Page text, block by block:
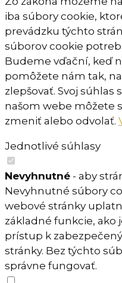
iba súbory cookie,
prevádzku týchto
súborov cookie
Budeme vďační, keď
pomôžete nám tak,
zlepšovať. Svoj súhlas
našom webe môžete
zmeniť alebo odvolať.
Jednotlivé súhlasy
Nevyhnutné - aby
Nevyhnutné súbory
webové stránky
základné funkcie, ako
prístup k
stránky. Bez týchto
správne fungovať.